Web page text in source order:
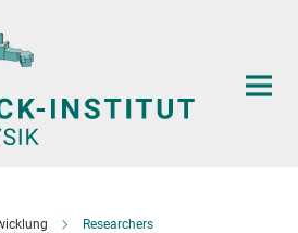
Researchers